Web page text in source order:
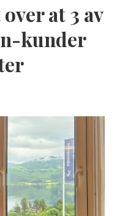
at 3 av
kunder